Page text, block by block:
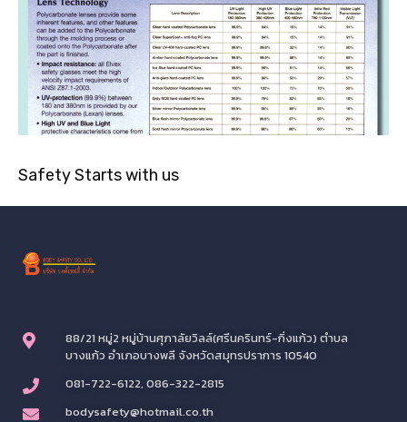
Safety Starts with us
88/21 หมู่2 หมู่บ้านศุภาลัยวิลล์(ศรีนครินทร์-กิ่งแก้ว) ตำบล
บางแก้ว อำเภอบางพลี จังหวัดสมุทรปราการ 10540
081-722-6122, 086-322-2815
bodysafety@hotmail.co.th